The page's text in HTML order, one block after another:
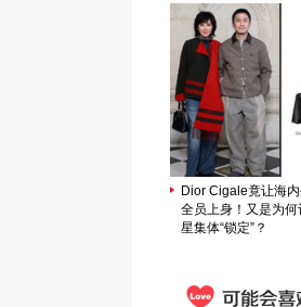
Dior Cigale竟让海
全员上身！又是为何
星集体“锁定”？